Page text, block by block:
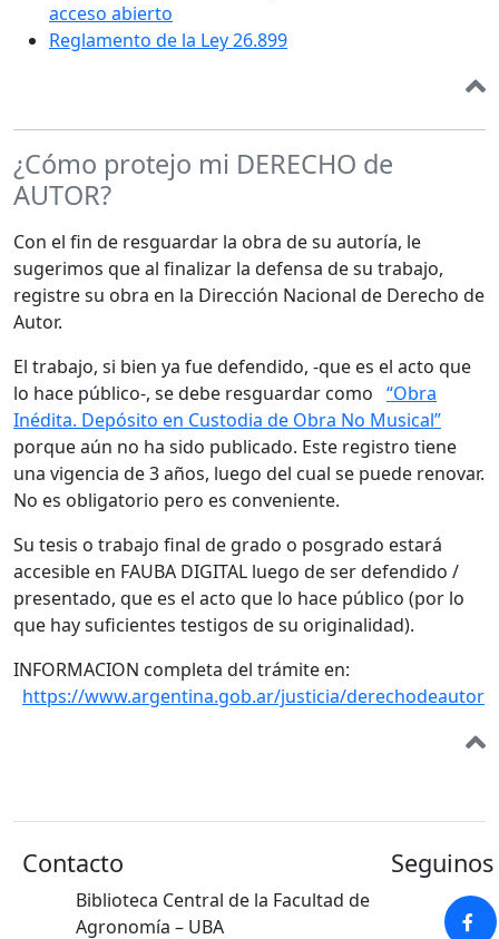
acceso abierto
Reglamento de la Ley 26.899
¿Cómo protejo mi DERECHO de
AUTOR?
Con el fin de resguardar la obra de su autoría, le
sugerimos que al finalizar la defensa de su trabajo,
registre su obra en la Dirección Nacional de Derecho de
Autor.
El trabajo, si bien ya fue defendido, -que es el acto que
lo hace público-, se debe resguardar como “Obra
Inédita. Depósito en Custodia de Obra No Musical”
porque aún no ha sido publicado. Este registro tiene
una vigencia de 3 años, luego del cual se puede renovar.
No es obligatorio pero es conveniente.
Su tesis o trabajo final de grado o posgrado estará
accesible en FAUBA DIGITAL luego de ser defendido /
presentado, que es el acto que lo hace público (por lo
que hay suficientes testigos de su originalidad).
INFORMACION completa del trámite en:
https://www.argentina.gob.ar/justicia/derechodeautor
Contacto
Biblioteca Central de la Facultad de
Agronomía – UBA